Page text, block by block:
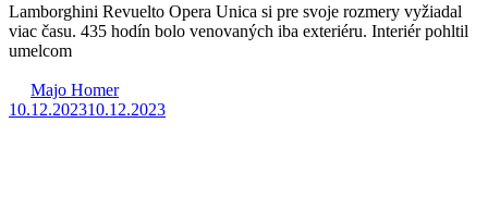
Lamborghini Revuelto Opera Unica si pre svoje rozmery vyžiadal
viac času. 435 hodín bolo venovaných iba exteriéru. Interiér pohltil
umelcom
Majo Homer
10.12.202310.12.2023